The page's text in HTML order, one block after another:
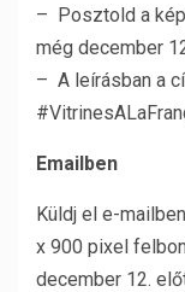
– Posztold a
még december
– A leírásban a
Emailben
Küldj el e-
x 900 pixel
december 12.